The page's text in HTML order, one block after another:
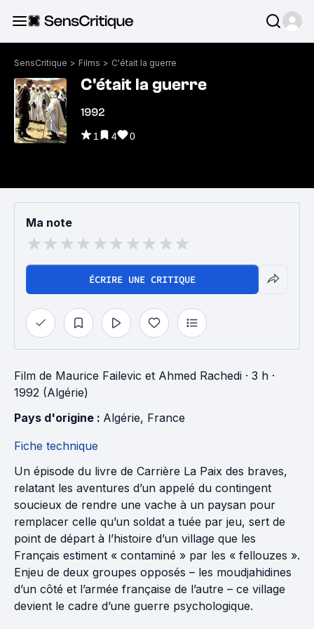
SensCritique > Films > C'était la guerre
C'était la guerre
1992
1 4 0
Ma note
ÉCRIRE UNE CRITIQUE
Film de Maurice Failevic et Ahmed Rachedi · 3 h ·
1992 (Algérie)
Pays d'origine : Algérie, France
Fiche technique
Un épisode du livre de Carrière La Paix des braves,
relatant les aventures d’un appelé du contingent
soucieux de rendre une vache à un paysan pour
remplacer celle qu’un soldat a tuée par jeu, sert de
point de départ à l’histoire d’un village que les
Français estiment « contaminé » par les « fellouzes ».
Enjeu de deux groupes opposés – les moudjahidines
d’un côté et l’armée française de l’autre – ce village
devient le cadre d’une guerre psychologique.